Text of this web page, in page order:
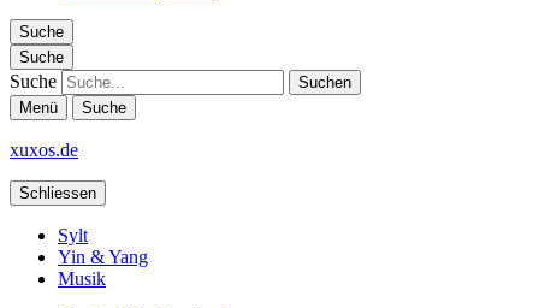
Suche
Suche
Suche
Menü Suche
xuxos.de
Schliessen
Sylt
Yin & Yang
Musik